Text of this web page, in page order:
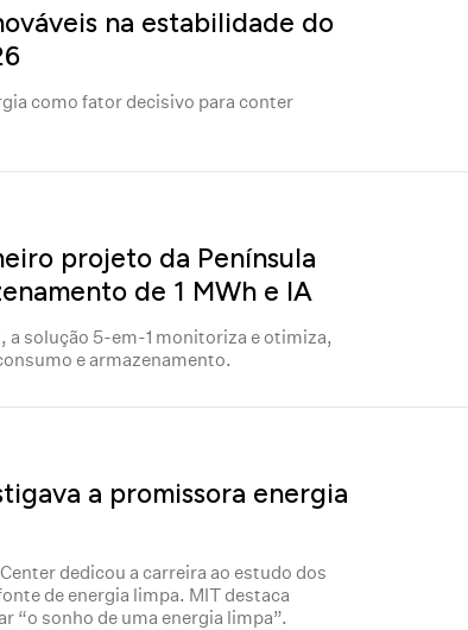
na estabilidade do
como fator decisivo para conter
projeto da Península
de 1 MWh e IA
solução 5-em-1 monitoriza e otimiza,
e armazenamento.
a promissora energia
dedicou a carreira ao estudo dos
de energia limpa. MIT destaca
“o sonho de uma energia limpa”.